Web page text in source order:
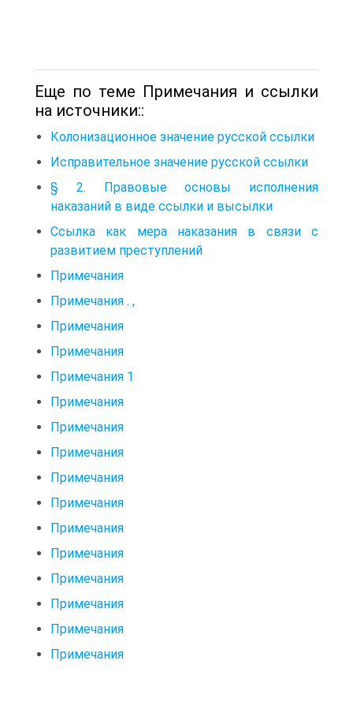
Еще по теме Примечания и ссылки
на источники::
Колонизационное значение русской ссылки
Исправительное значение русской ссылки
§ 2. Правовые основы исполнения
наказаний в виде ссылки и высылки
Ссылка как мера наказания в связи с
развитием преступлений
Примечания
Примечания . ,
Примечания
Примечания
Примечания 1
Примечания
Примечания
Примечания
Примечания
Примечания
Примечания
Примечания
Примечания
Примечания
Примечания
Примечания